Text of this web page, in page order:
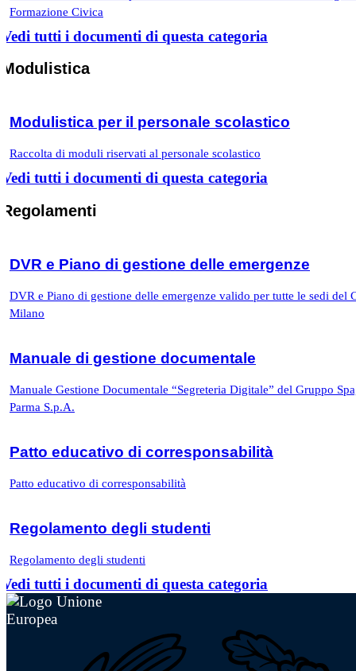
Formazione Civica
Vedi tutti i documenti di questa categoria
Modulistica
Modulistica per il personale scolastico
Raccolta di moduli riservati al personale scolastico
Vedi tutti i documenti di questa categoria
Regolamenti
DVR e Piano di gestione delle emergenze
DVR e Piano di gestione delle emergenze valido per tutte le sedi del
Milano
Manuale di gestione documentale
Manuale Gestione Documentale “Segreteria Digitale” del Gruppo
Parma S.p.A.
Patto educativo di corresponsabilità
Patto educativo di corresponsabilità
Regolamento degli studenti
Regolamento degli studenti
Vedi tutti i documenti di questa categoria